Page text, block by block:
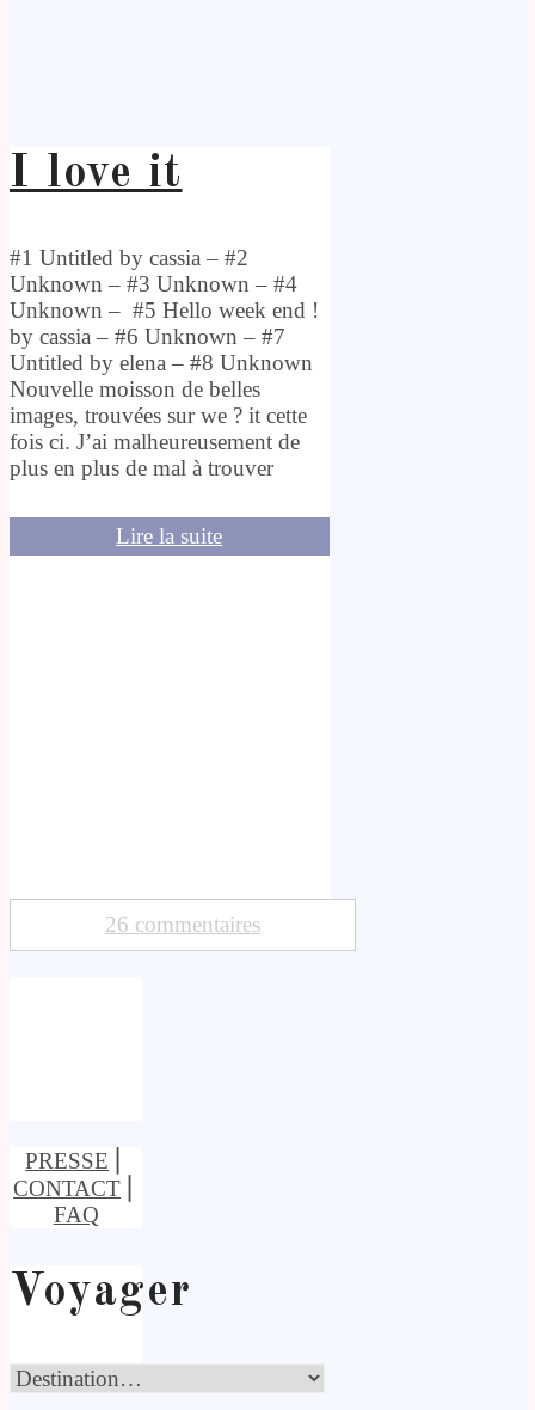
I love it
#1 Untitled by cassia – #2
Unknown – #3 Unknown – #4
Unknown – #5 Hello week end !
by cassia – #6 Unknown – #7
Untitled by elena – #8 Unknown
Nouvelle moisson de belles
images, trouvées sur we ? it cette
fois ci. J’ai malheureusement de
plus en plus de mal à trouver
Lire la suite
26 commentaires
PRESSE
CONTACT
FAQ
Voyager